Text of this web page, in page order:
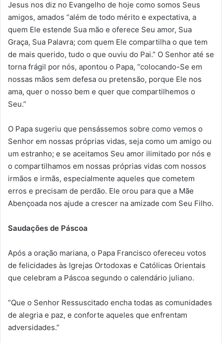
Jesus nos diz no Evangelho de hoje como somos Seus
amigos, amados “além de todo mérito e expectativa, a
quem Ele estende Sua mão e oferece Seu amor, Sua
Graça, Sua Palavra; com quem Ele compartilha o que tem
de mais querido, tudo o que ouviu do Pai.” O Senhor até se
torna frágil por nós, apontou o Papa, “colocando-Se em
nossas mãos sem defesa ou pretensão, porque Ele nos
ama, quer o nosso bem e quer que compartilhemos o
Seu.”
O Papa sugeriu que pensássemos sobre como vemos o
Senhor em nossas próprias vidas, seja como um amigo ou
um estranho; e se aceitamos Seu amor ilimitado por nós e
o compartilhamos em nossas próprias vidas com nossos
irmãos e irmãs, especialmente aqueles que cometem
erros e precisam de perdão. Ele orou para que a Mãe
Abençoada nos ajude a crescer na amizade com Seu Filho.
Saudações de Páscoa
Após a oração mariana, o Papa Francisco ofereceu votos
de felicidades às Igrejas Ortodoxas e Católicas Orientais
que celebram a Páscoa segundo o calendário juliano.
“Que o Senhor Ressuscitado encha todas as comunidades
de alegria e paz, e conforte aqueles que enfrentam
adversidades.”